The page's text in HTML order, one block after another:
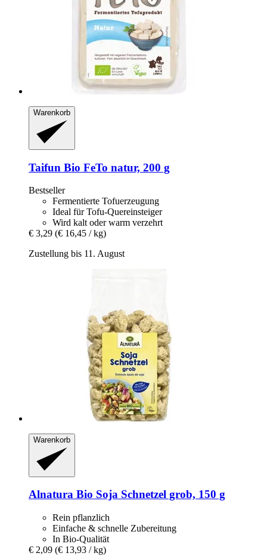
Warenkorb
Taifun Bio FeTo natur, 200 g
Bestseller
Fermentierte Tofuerzeugung
Ideal für Tofu-Quereinsteiger
Wird kalt oder warm verzehrt
€ 3,29 (€ 16,45 / kg)
Zustellung bis 11. August
Warenkorb
Alnatura Bio Soja Schnetzel grob, 150 g
Rein pflanzlich
Einfache & schnelle Zubereitung
In Bio-Qualität
€ 2,09 (€ 13,93 / kg)